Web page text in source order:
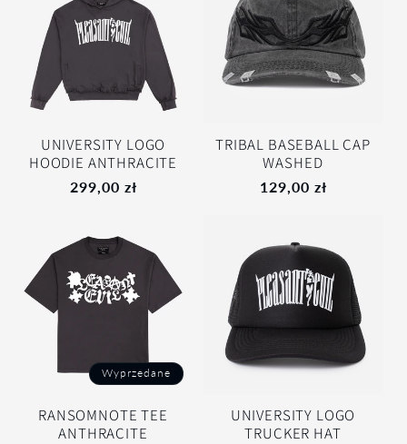
UNIVERSITY LOGO
HOODIE ANTHRACITE
299,00 zł
TRIBAL BASEBALL CAP
WASHED
129,00 zł
Wyprzedane
RANSOMNOTE TEE
ANTHRACITE
UNIVERSITY LOGO
TRUCKER HAT